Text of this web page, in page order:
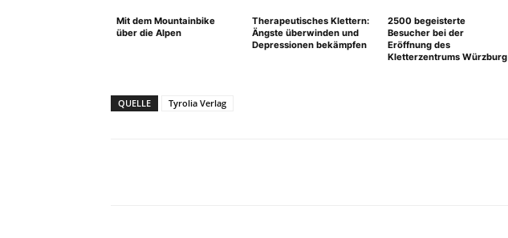
Mit dem Mountainbike
über die Alpen
Therapeutisches Klettern:
Ängste überwinden und
Depressionen bekämpfen
2500 begeisterte
Besucher bei der
Eröffnung des
Kletterzentrums Würzburg
QUELLE Tyrolia Verlag